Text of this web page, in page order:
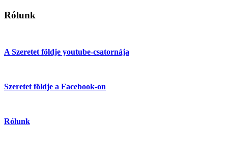
Rólunk
A Szeretet földje youtube-csatornája
Szeretet földje a Facebook-on
Rólunk